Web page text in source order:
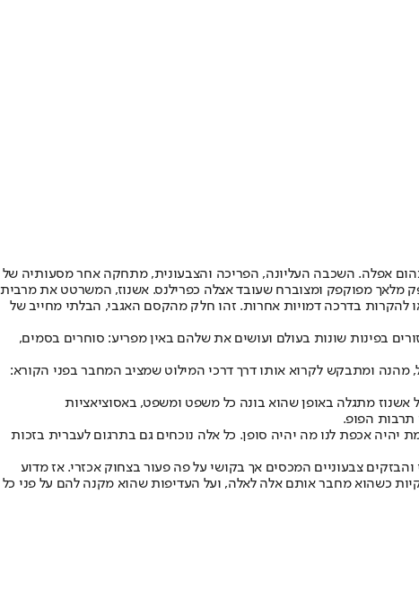
תהום אפלה. השכבה העליונה, הפריכה והצבעונית, מתחקה אחר מסעותיה של
מלאך מפוקפק ומצוברח שעובד אצלה כפרילנס. אשנוז, המשרטט את מרבית
להקרות בדרכה דמויות אחרות. זהו חלק מהקסם האגבי, הבלתי מחייב של
בפינות שונות בעולם ועושים את שלהם באין מפריע: סוחרים בסמים,
מהנה ומתבקש לקרוא אותו דרך דרכי המילוט שמציב המחבר בפני הקורא:
אשנוז מתגלה באופן שהוא בונה כל משפט ומשפט, באסוציאציות
תרבות הפופ.
אכפת לנו מה יהיה סופן. כל אלה נוכחים גם בתרגום לעברית בזכות
פתיתי קונפטי והבזקים צבעוניים המכסים אך בקושי על פה פעור בצחוק אכזרי. אז מדוע
כשהוא מחבר אותם אלה לאלה, ועל העדיפות שהוא מקנה להם על פני כל